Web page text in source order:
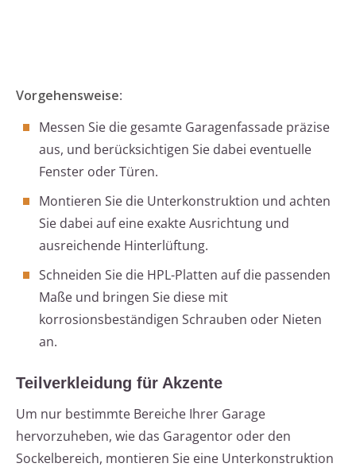
Vorgehensweise:
Messen Sie die gesamte Garagenfassade präzise
aus, und berücksichtigen Sie dabei eventuelle
Fenster oder Türen.
Montieren Sie die Unterkonstruktion und achten
Sie dabei auf eine exakte Ausrichtung und
ausreichende Hinterlüftung.
Schneiden Sie die HPL-Platten auf die passenden
Maße und bringen Sie diese mit
korrosionsbeständigen Schrauben oder Nieten
an.
Teilverkleidung für Akzente
Um nur bestimmte Bereiche Ihrer Garage
hervorzuheben, wie das Garagentor oder den
Sockelbereich, montieren Sie eine Unterkonstruktion